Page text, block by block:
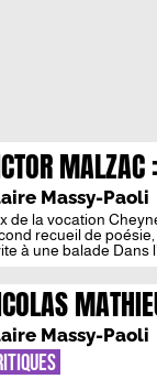
MALZAC
Massy-Paoli
de la vocation
recueil de
à une balade Dans
au cœur d’un
à suivre. Dans
Cheyne, […]
BRULENT ET
Massy-Paoli